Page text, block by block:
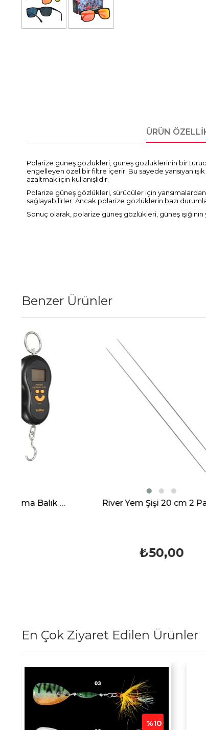
ÜRÜN
Polarize güneş gözlükleri, güneş gözlüklerinin bir
engelleyen özel bir filtre içerir. Bu sayede yansıyan
azaltmak için kullanışlıdır.
Polarize güneş gözlükleri, sürücüler için
sağlayabilirler. Ancak polarize gözlüklerin bazı
Sonuç olarak, polarize güneş gözlükleri, güneş
Benzer Ürünler
River Yem Şişi 20 cm 2 Parça
En Çok Ziyaret Edilen Ürünler
%10